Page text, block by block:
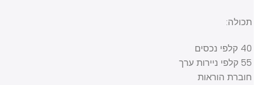
תכולה:
חוברת הוראות